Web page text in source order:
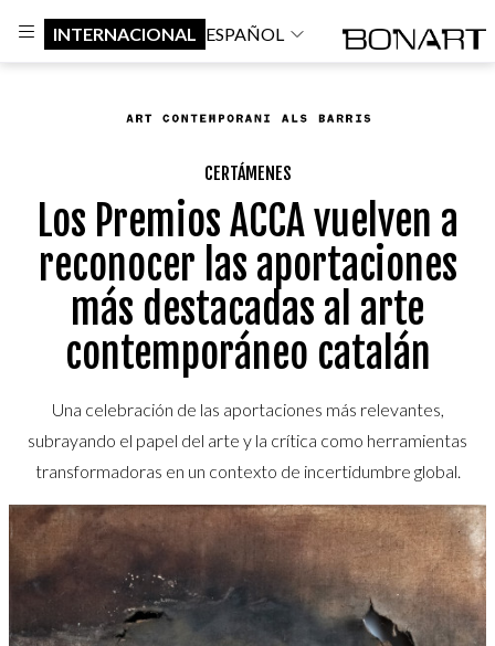
INTERNACIONAL ESPAÑOL
CERTÁMENES
Los Premios ACCA vuelven a
reconocer las aportaciones
más destacadas al arte
contemporáneo catalán
Una celebración de las aportaciones más relevantes,
subrayando el papel del arte y la crítica como herramientas
transformadoras en un contexto de incertidumbre global.